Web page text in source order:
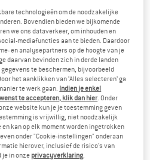
de verzendkosten. Opent in een
technologieën om de noodzakelijke
Bovendien bieden we bijkomende
we ons dataverkeer, om inhouden en
mediafuncties aan te bieden. Daardoor
en analysepartners op de hoogte van je
daarvan bevinden zich in derde landen
te beschermen, bijvoorbeeld
het aanklikken van ‘Alles selecteren’ ga
te werk gaan. Indien je enkel
te accepteren, klik dan hier . Onder
website kun je je toestemming geven
is vrijwillig, niet noodzakelijk
kan op elk moment worden ingetrokken
onder "Cookie-instellingen" onderaan
hierover, inclusief de risico's van
je in onze privacyverklaring